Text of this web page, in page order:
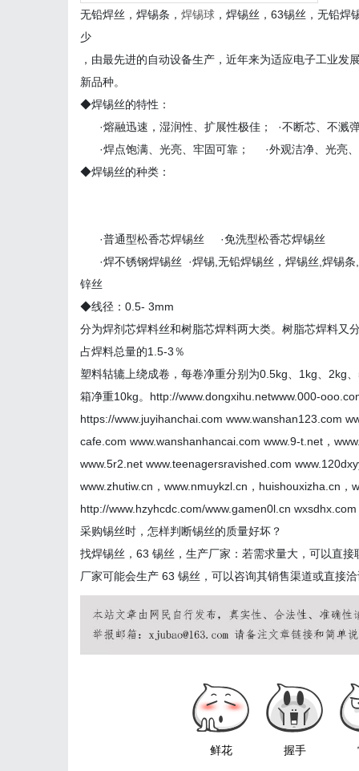
无铅焊丝，焊锡条， 焊锡球 ，焊锡丝，63锡丝，无铅
少
，由最先进的自动设备生产，近年来为适应电子工业
新品种。
◆焊锡丝的特性：
·熔融迅速，湿润性、扩展性极佳； ·不断芯、不溅
·焊点饱满、光亮、牢固可靠； ·外观洁净、光亮
◆焊锡丝的种类：
·普通型松香芯焊锡丝 ·免洗型松香芯焊锡丝
·焊不锈钢焊锡丝 ·焊锡,无铅焊锡丝，焊锡丝,焊锡条,
锌丝
◆线径：0.5- 3mm
分为焊剂芯焊料丝和树脂芯焊料两大类。树脂芯焊料又
占焊料总量的1.5-3％
塑料轱辘上绕成卷，每卷净重分别为0.5kg、1kg、2kg
箱净重10kg。http://www.dongxihu.netwww.000-
https://www.juyihanchai.com www.wanshan123.com
cafe.com www.wanshanhancai.com www.9-t.net，
www.5r2.net www.teenagersravished.com
www.zhutiw.cn，www.nmuykzl.cn，huishouxizha.cn
http://www.hzyhcdc.com/www.gamen0l.cn wxsdhx.com
采购锡丝时，怎样判断锡丝的质量好坏？
找焊锡丝，63 锡丝，生产厂家：若需求量大，可以直
厂家可能会生产 63 锡丝，可以咨询其销售渠道或直接
鲜花 握手